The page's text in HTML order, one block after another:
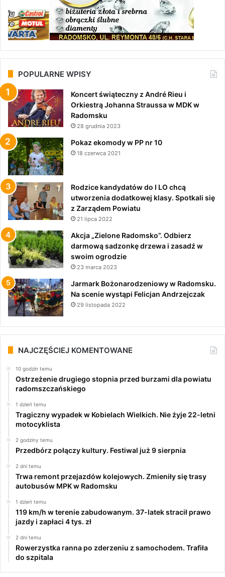
POPULARNE WPISY
Koncert świąteczny z André Rieu i
Orkiestrą Johanna Straussa w MDK w
Radomsku
28 grudnia 2023
Pokaz ekomody w PP nr 10
18 czerwca 2021
Rodzice kandydatów do I LO chcą
utworzenia dodatkowej klasy. Spotkali się
z Zarządem Powiatu
21 lipca 2022
Akcja „Zielone Radomsko”. Odbierz
darmową sadzonkę drzewa i zasadź w
swoim ogrodzie
23 marca 2023
Jarmark Bożonarodzeniowy w Radomsku.
Na scenie wystąpi Felicjan Andrzejczak
29 listopada 2022
NAJCZĘŚCIEJ KOMENTOWANE
10 godzin temu
Ostrzeżenie drugiego stopnia przed burzami dla powiatu
radomszczańskiego
1 dzień temu
Tragiczny wypadek w Kobielach Wielkich. Nie żyje 22-letni
motocyklista
2 godziny temu
Przedbórz połączy kultury. Festiwal już 9 sierpnia
2 dni temu
Trwa remont przejazdów kolejowych. Zmieniły się trasy
autobusów MPK w Radomsku
1 dzień temu
119 km/h w terenie zabudowanym. 37-latek stracił prawo
jazdy i zapłaci 4 tys. zł
2 dni temu
Rowerzystka ranna po zderzeniu z samochodem. Trafiła
do szpitala